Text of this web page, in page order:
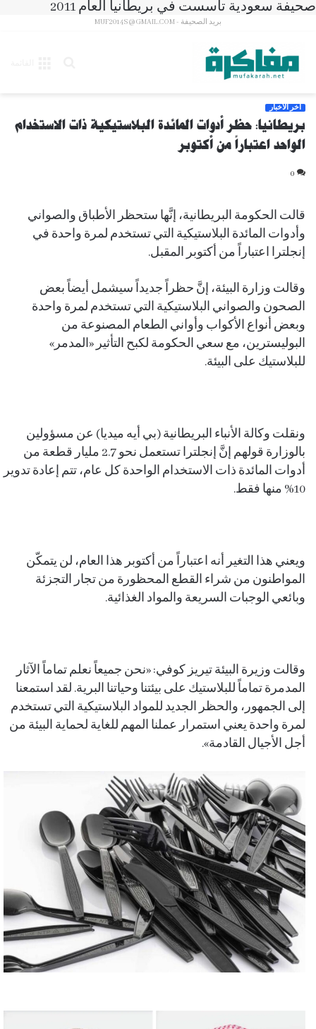
صحيفة سعودية تأسست في بريطانيا العام 2011
بريد الصحيفة - MUF2014S@GMAIL.COM
آخر الأخبار
بريطانيا: حظر أدوات المائدة البلاستيكية ذات الاستخدام
الواحد اعتباراً من أكتوبر
0
قالت الحكومة البريطانية، إنَّها ستحظر الأطباق والصواني
وأدوات المائدة البلاستيكية التي تستخدم لمرة واحدة في
إنجلترا اعتباراً من أكتوبر المقبل.
وقالت وزارة البيئة، إنَّ حظراً جديداً سيشمل أيضاً بعض
الصحون والصواني البلاستيكية التي تستخدم لمرة واحدة
وبعض أنواع الأكواب وأواني الطعام المصنوعة من
البوليسترين، مع سعي الحكومة لكبح التأثير «المدمر»
للبلاستيك على البيئة.
ونقلت وكالة الأنباء البريطانية (بي أيه ميديا) عن مسؤولين
بالوزارة قولهم إنَّ إنجلترا تستعمل نحو 2.7 مليار قطعة من
أدوات المائدة ذات الاستخدام الواحدة كل عام، تتم إعادة تدوير
10% منها فقط.
ويعني هذا التغير أنه اعتباراً من أكتوبر هذا العام، لن يتمكّن
المواطنون من شراء القطع المحظورة من تجار التجزئة
وبائعي الوجبات السريعة والمواد الغذائية.
وقالت وزيرة البيئة تيريز كوفي: «نحن جميعاً نعلم تماماً الآثار
المدمرة تماماً للبلاستيك على بيئتنا وحياتنا البرية. لقد استمعنا
إلى الجمهور، والحظر الجديد للمواد البلاستيكية التي تستخدم
لمرة واحدة يعني استمرار عملنا المهم للغاية لحماية البيئة من
أجل الأجيال القادمة».